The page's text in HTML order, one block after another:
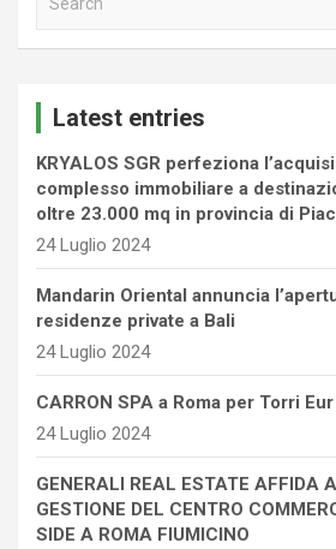
Latest entries
KRYALOS SGR perfeziona
complesso immobiliare a
oltre 23.000 mq in provincia di
24 Luglio 2024
Mandarin Oriental annuncia
residenze private a Bali
24 Luglio 2024
CARRON SPA a Roma per Torri Eur
24 Luglio 2024
GENERALI REAL ESTATE AFFIDA
GESTIONE DEL CENTRO
SIDE A ROMA FIUMICINO